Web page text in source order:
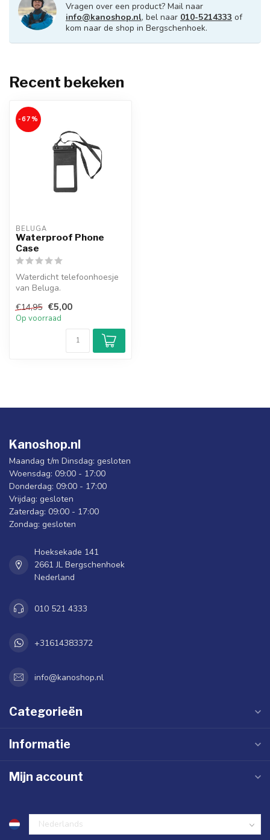
Vragen over een product? Mail naar
info@kanoshop.nl, bel naar 010-5214333 of
kom naar de shop in Bergschenhoek.
Recent bekeken
-67%
BELUGA
Waterproof Phone
Case
Waterdicht telefoonhoesje
van Beluga.
€14,95 €5,00
Op voorraad
Kanoshop.nl
Maandag t/m Dinsdag: gesloten
Woensdag: 09:00 - 17:00
Donderdag: 09:00 - 17:00
Vrijdag: gesloten
Zaterdag: 09:00 - 17:00
Zondag: gesloten
Hoeksekade 141
2661 JL Bergschenhoek
Nederland
010 521 4333
+31614383372
info@kanoshop.nl
Categorieën
Informatie
Mijn account